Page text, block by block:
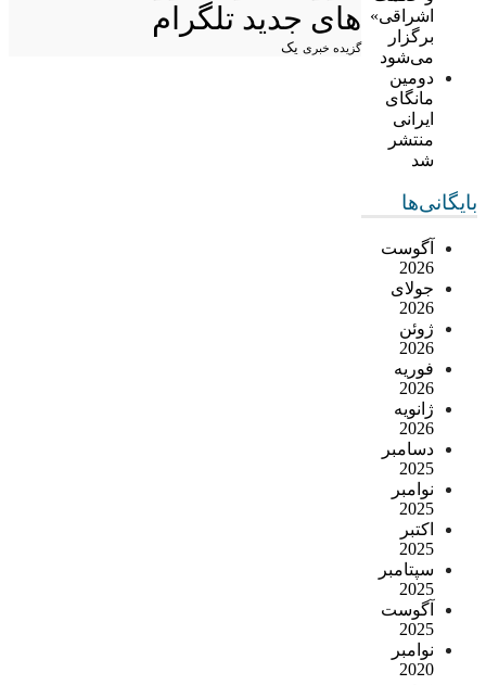
اشراقی»
برگزار
می‌شود
دومین
مانگای
ایرانی
منتشر
شد
بایگانی‌ها
آگوست
2026
جولای
2026
ژوئن
2026
فوریه
2026
ژانویه
2026
دسامبر
2025
نوامبر
2025
اکتبر
2025
سپتامبر
2025
آگوست
2025
نوامبر
2020
های جدید تلگرام
گزیده خبری یک